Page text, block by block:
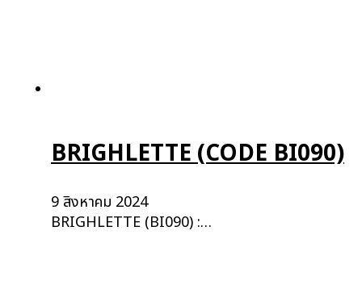
BRIGHLETTE (CODE BI090)
9 สิงหาคม 2024
BRIGHLETTE (BI090) :…